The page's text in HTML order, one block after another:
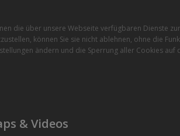
die über unsere Webseite verfügbaren Dienste
können Sie sie nicht ablehnen, ohne die
ändern und die Sperrung aller Cookies auf
& Videos